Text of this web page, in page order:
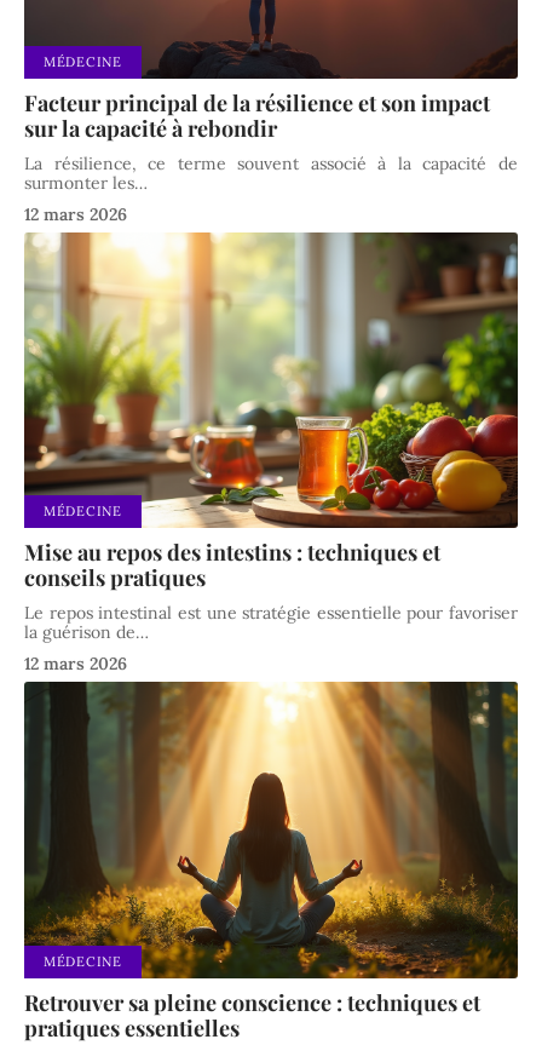
MÉDECINE
Facteur principal de la résilience et son impact
sur la capacité à rebondir
La résilience, ce terme souvent associé à la capacité de
surmonter les…
12 mars 2026
MÉDECINE
Mise au repos des intestins : techniques et
conseils pratiques
Le repos intestinal est une stratégie essentielle pour favoriser
la guérison de…
12 mars 2026
MÉDECINE
Retrouver sa pleine conscience : techniques et
pratiques essentielles